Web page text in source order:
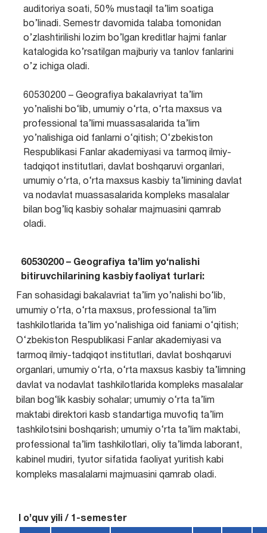
auditoriya soati, 50% mustaqil ta’lim soatiga
bo’linadi. Semestr davomida talaba tomonidan
o’zlashtirilishi lozim bo’lgan kreditlar hajmi fanlar
katalogida ko’rsatilgan majburiy va tanlov fanlarini
o’z ichiga oladi.
60530200 – Geografiya bakalavriyat ta’lim
yo’nalishi bo‘lib, umumiy o‘rta, o‘rta maxsus va
professional ta’limi muassasalarida ta’lim
yo’nalishiga oid fanlarni o‘qitish; O‘zbekiston
Respublikasi Fanlar akademiyasi va tarmoq ilmiy-
tadqiqot institutlari, davlat boshqaruvi organlari,
umumiy o‘rta, o‘rta maxsus kasbiy ta’limining davlat
va nodavlat muassasalarida kompleks masalalar
bilan bog’liq kasbiy sohalar majmuasini qamrab
oladi.
60530200 – Geografiya ta’lim yo‘nalishi
bitiruvchilarining kasbiy faoliyat turlari:
Fan sohasidagi bakalavriat ta’lim yo’nalishi bo‘lib,
umumiy o‘rta, o‘rta maxsus, professional ta’lim
tashkilotlarida ta’lim yo‘nalishiga oid faniami o‘qitish;
O‘zbekiston Respublikasi Fanlar akademiyasi va
tarmoq ilmiy-tadqiqot institutlari, davlat boshqaruvi
organlari, umumiy o‘rta, o‘rta maxsus kasbiy ta’limning
davlat va nodavlat tashkilotlarida kompleks masalalar
bilan bog‘lik kasbiy sohalar; umumiy o‘rta ta’lim
maktabi direktori kasb standartiga muvofiq ta’lim
tashkilotsini boshqarish; umumiy o‘rta ta’lim maktabi,
professional ta’lim tashkilotlari, oliy ta’limda laborant,
kabinel mudiri, tyutor sifatida faoliyat yuritish kabi
kompleks masalalarni majmuasini qamrab oladi.
I o’quv yili / 1-semester